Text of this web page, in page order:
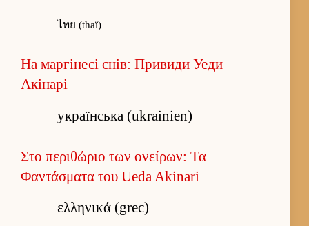
ไทย (thaï)
На маргінесі снів: Привиди Уеди
Акінарі
українська (ukrainien)
Στο περιθώριο των ονείρων: Τα
Φαντάσματα του Ueda Akinari
ελληνικά (grec)